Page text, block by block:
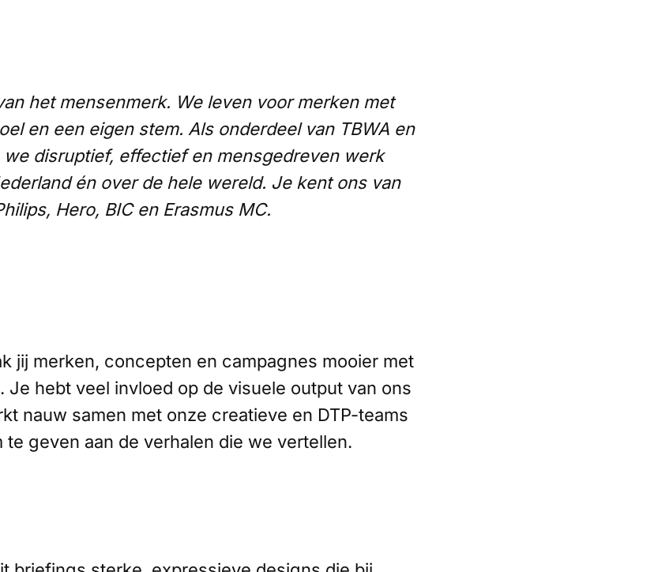
het mensenmerk. We leven voor merken met
en een eigen stem. Als onderdeel van TBWA en
we disruptief, effectief en mensgedreven werk
én over de hele wereld. Je kent ons van
Hero, BIC en Erasmus MC.
jij merken, concepten en campagnes mooier met
Je hebt veel invloed op de visuele output van ons
nauw samen met onze creatieve en DTP-teams
te geven aan de verhalen die we vertellen.